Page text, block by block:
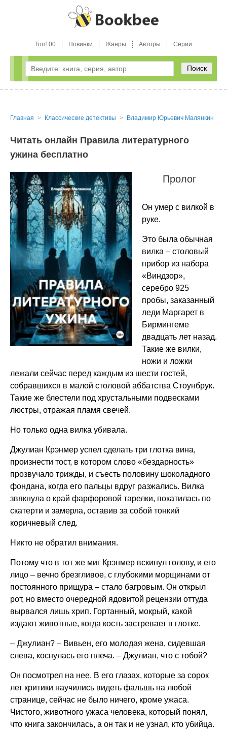
Топ100 Новинки Жанры Авторы Серии
Поиск
Главная Классические детективы Владимир Юрьевич Малянкин
Читать онлайн Правила литературного
ужина бесплатно
Пролог
Он умер с вилкой в
руке.
Это была обычная
вилка – столовый
прибор из набора
«Виндзор»,
серебро 925
пробы, заказанный
леди Маргарет в
Бирмингеме
двадцать лет назад.
Такие же вилки,
ножи и ложки
лежали сейчас перед каждым из шести гостей,
собравшихся в малой столовой аббатства Стоунбрук.
Такие же блестели под хрустальными подвесками
люстры, отражая пламя свечей.
Но только одна вилка убивала.
Джулиан Крэнмер успел сделать три глотка вина,
произнести тост, в котором слово «бездарность»
прозвучало трижды, и съесть половину шоколадного
фондана, когда его пальцы вдруг разжались. Вилка
звякнула о край фарфоровой тарелки, покатилась по
скатерти и замерла, оставив за собой тонкий
коричневый след.
Никто не обратил внимания.
Потому что в тот же миг Крэнмер вскинул голову, и его
лицо – вечно брезгливое, с глубокими морщинами от
постоянного прищура – стало багровым. Он открыл
рот, но вместо очередной ядовитой рецензии оттуда
вырвался лишь хрип. Гортанный, мокрый, какой
издают животные, когда кость застревает в глотке.
– Джулиан? – Вивьен, его молодая жена, сидевшая
слева, коснулась его плеча. – Джулиан, что с тобой?
Он посмотрел на нее. В его глазах, которые за сорок
лет критики научились видеть фальшь на любой
странице, сейчас не было ничего, кроме ужаса.
Чистого, животного ужаса человека, который понял,
что книга закончилась, а он так и не узнал, кто убийца.